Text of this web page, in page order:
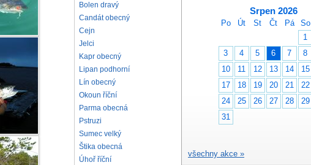
Bolen dravý
Candát obecný
Cejn
Jelci
Kapr obecný
Lipan podhorní
Lín obecný
Okoun říční
Parma obecná
Pstruzi
Sumec velký
Štika obecná
Úhoř říční
Srpen 2026
Po Út St Čt Pá So
1
3
4 5 6 7 8
10
11 12 13 14 15
17
18 19 20 21 22
24
25 26 27 28 29
31
všechny akce »